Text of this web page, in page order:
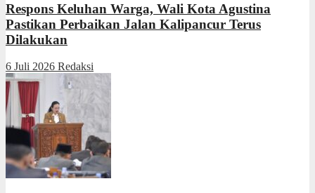
Respons Keluhan Warga, Wali Kota Agustina
Pastikan Perbaikan Jalan Kalipancur Terus
Dilakukan
6 Juli 2026 Redaksi